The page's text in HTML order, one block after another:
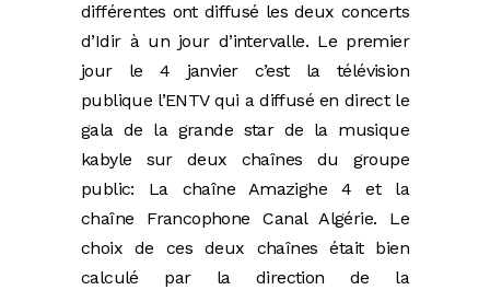
différentes ont diffusé les deux concerts
d’Idir à un jour d’intervalle. Le premier
jour le 4 janvier c’est la télévision
publique l’ENTV qui a diffusé en direct le
gala de la grande star de la musique
kabyle sur deux chaînes du groupe
public: La chaîne Amazighe 4 et la
chaîne Francophone Canal Algérie. Le
choix de ces deux chaînes était bien
calculé par la direction de la